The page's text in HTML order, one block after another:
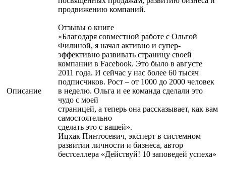
Описание
продвижению компаний.
Отзывы о книге
«Благодаря совместной работе с Ольгой
Филиной, я начал активно и супер-
эффективно развивать страницу своей
компании в Facebook. Это было в августе
2011 года. И сейчас у нас более 60 тысяч
подписчиков. Рост – от 1000 до 2000 человек
в неделю. Ольга и ее команда сделали это
чудо с моей
страницей, а теперь она рассказывает, как вам
самостоятельно
сделать это с вашей».
Ицхак Пинтосевич, эксперт в системном
развитии личности и бизнеса, автор
бестселлера «Действуй! 10 заповедей успеха»